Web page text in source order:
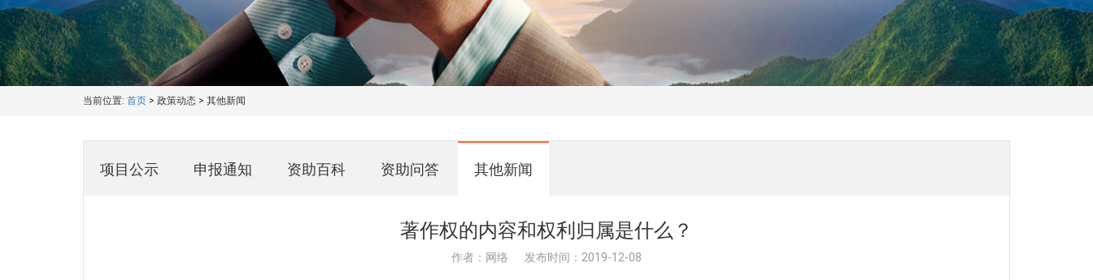
当前位置: 首页 > 政策动态 > 其他新闻
项目公示 申报通知 资助百科 资助问答 其他新闻
著作权的内容和权利归属是什么？
作者：网络 发布时间：2019-12-08